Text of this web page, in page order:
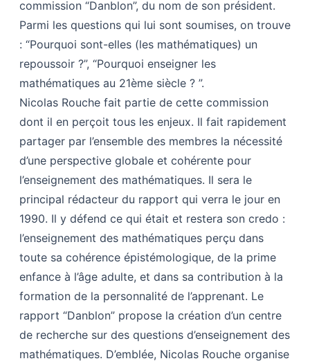
commission “Danblon”, du nom de son président.
Parmi les questions qui lui sont soumises, on trouve
: “Pourquoi sont-elles (les mathématiques) un
repoussoir ?”, “Pourquoi enseigner les
mathématiques au 21ème siècle ? ”.
Nicolas Rouche fait partie de cette commission
dont il en perçoit tous les enjeux. Il fait rapidement
partager par l’ensemble des membres la nécessité
d’une perspective globale et cohérente pour
l’enseignement des mathématiques. Il sera le
principal rédacteur du rapport qui verra le jour en
1990. Il y défend ce qui était et restera son credo :
l’enseignement des mathématiques perçu dans
toute sa cohérence épistémologique, de la prime
enfance à l’âge adulte, et dans sa contribution à la
formation de la personnalité de l’apprenant. Le
rapport “Danblon” propose la création d’un centre
de recherche sur des questions d’enseignement des
mathématiques. D’emblée, Nicolas Rouche organise